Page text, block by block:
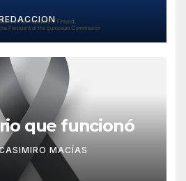
que funcionó
MACÍAS